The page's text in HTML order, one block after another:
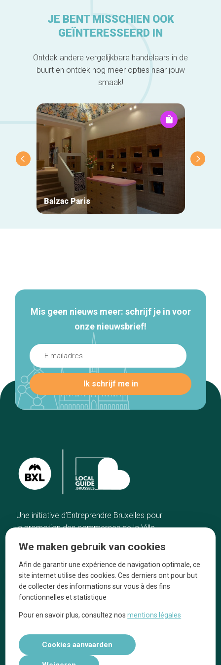
JE BENT MISSCHIEN OOK
GEÏNTERESSEERD IN
Ontdek andere vergelijkbare handelaars in de
buurt en ontdek nog meer opties naar jouw
smaak!
Balzac Paris
Mis geen nieuws meer: schrijf je in voor
onze nieuwsbrief!
Une initiative d’Entreprendre Bruxelles pour
la promotion des commerces de la Ville
Home
De beste adressen
Blog
Winkelwijken
Tops 10
De ambachtslieden
Over ons
Ze praten over ons!
kennisgevingen
We maken gebruik van cookies
Afin de garantir une expérience de navigation optimale, ce
site internet utilise des cookies. Ces derniers ont pour but
de collecter des informations sur vous à des fins
fonctionnelles et statistique
Pour en savoir plus, consultez nosmentions légales
Cookies aanvaarden